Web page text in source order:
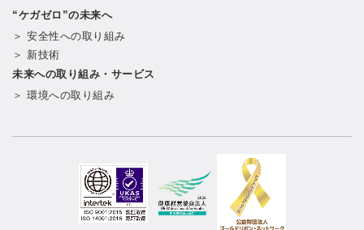
“ケガゼロ”の未来へ
＞ 安全性への取り組み
＞ 新技術
未来への取り組み・サービス
＞ 環境への取り組み